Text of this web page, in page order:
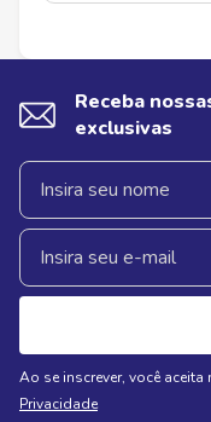
Receba
exclusivas
Ao se inscrever, você
Privacidade